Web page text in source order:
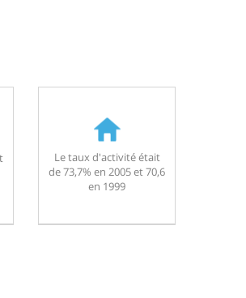
Le taux d'activité était
de 73,7% en 2005 et 70,6
en 1999